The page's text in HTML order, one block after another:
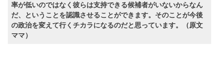
率が低いのではなく彼らは支持できる候補者がいないからなん
だ、ということを認識させることができます。そのことが今後
の政治を変えて行くチカラになるのだと思っています。（原文
ママ）